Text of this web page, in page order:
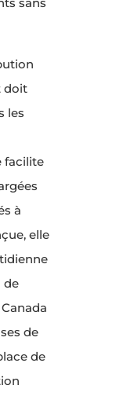
doit
les
facilite
à
elle
de
de
de